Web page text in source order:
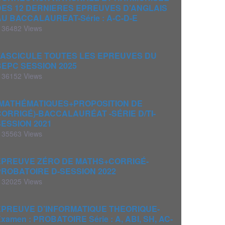
12 DERNIERES EPREUVES D’ANGLAIS
BACCALAUREAT-Série : A-C-D-E
36482 Views
TOUTES LES EPREUVES DU
SESSION 2025
36152 Views
DE
BACCALAURÉAT -SÉRIE D/TI-
2021
35563 Views
ZÉRO DE MATHS+CORRIGÉ-
D-SESSION 2022
32025 Views
D’INFORMATIQUE THEORIQUE-
: PROBATOIRE Série : A, ABI, SH, AC-